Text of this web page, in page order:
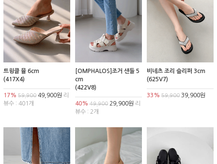
트윙클 뮬 6cm
(417X4)
17% 59,900 49,900원 리
뷰수 : 401개
[OMPHALOS]조거 샌들 5
cm
(422V8)
40% 49,90029,900원 리
뷰수 : 2개
비네츠 조리 슬리퍼 3cm
(625V7)
33% 59,90039,900원